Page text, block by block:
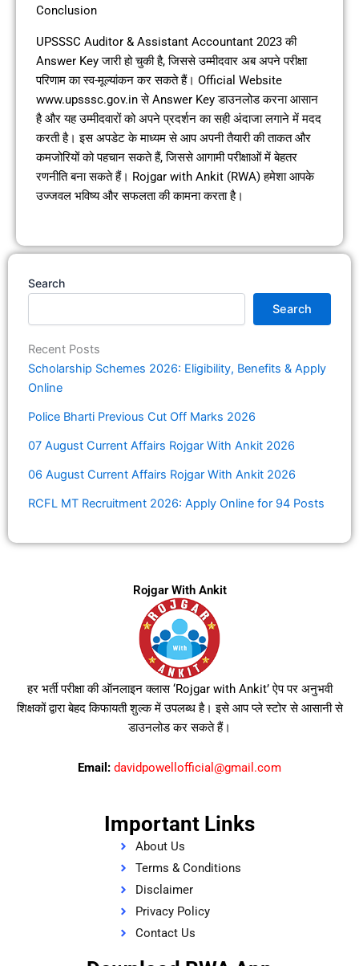
Conclusion
UPSSSC Auditor & Assistant Accountant 2023 की
Answer Key जारी हो चुकी है, जिससे उम्मीदवार अब अपने परीक्षा
परिणाम का स्व-मूल्यांकन कर सकते हैं। Official Website
www.upsssc.gov.in से Answer Key डाउनलोड करना आसान
है और यह उम्मीदवारों को अपने प्रदर्शन का सही अंदाजा लगाने में मदद
करती है। इस अपडेट के माध्यम से आप अपनी तैयारी की ताकत और
कमजोरियों को पहचान सकते हैं, जिससे आगामी परीक्षाओं में बेहतर
रणनीति बना सकते हैं। Rojgar with Ankit (RWA) हमेशा आपके
उज्जवल भविष्य और सफलता की कामना करता है।
Search
Search
Recent Posts
Scholarship Schemes 2026: Eligibility, Benefits & Apply
Online
Police Bharti Previous Cut Off Marks 2026
07 August Current Affairs Rojgar With Ankit 2026
06 August Current Affairs Rojgar With Ankit 2026
RCFL MT Recruitment 2026: Apply Online for 94 Posts
Rojgar With Ankit
हर भर्ती परीक्षा की ऑनलाइन क्लास ‘Rojgar with Ankit’ ऐप पर अनुभवी
शिक्षकों द्वारा बेहद किफायती शुल्क में उपलब्ध है। इसे आप प्ले स्टोर से आसानी से
डाउनलोड कर सकते हैं।
Email: davidpowellofficial@gmail.com
Important Links
About Us
Terms & Conditions
Disclaimer
Privacy Policy
Contact Us